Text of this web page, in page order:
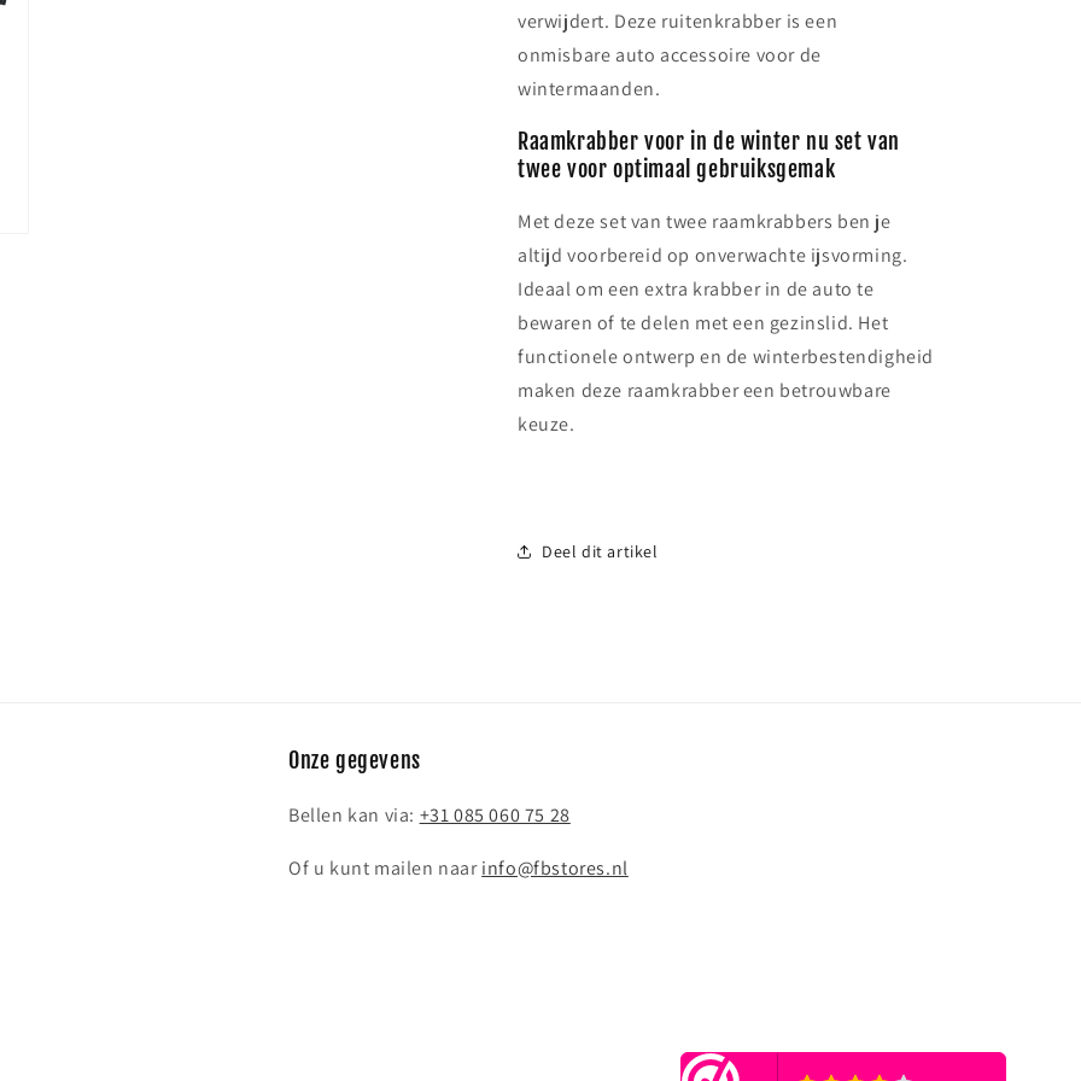
verwijdert. Deze ruitenkrabber is een
onmisbare auto accessoire voor de
wintermaanden.
Raamkrabber voor in de winter nu set van
twee voor optimaal gebruiksgemak
Met deze set van twee raamkrabbers ben je
altijd voorbereid op onverwachte ijsvorming.
Ideaal om een extra krabber in de auto te
bewaren of te delen met een gezinslid. Het
functionele ontwerp en de winterbestendigheid
maken deze raamkrabber een betrouwbare
keuze.
Deel dit artikel
Onze gegevens
Bellen kan via: +31 085 060 75 28
Of u kunt mailen naarinfo@fbstores.nl